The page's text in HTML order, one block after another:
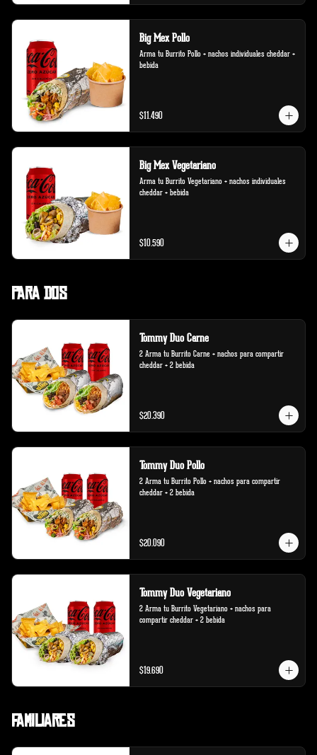
Big Mex Pollo
Arma tu Burrito Pollo + nachos individuales cheddar +
bebida
$11.490
Big Mex Vegetariano
Arma tu Burrito Vegetariano + nachos individuales
cheddar + bebida
$10.590
Para Dos
Tommy Duo Carne
2 Arma tu Burrito Carne + nachos para compartir
cheddar + 2 bebida
$20.390
Tommy Duo Pollo
2 Arma tu Burrito Pollo + nachos para compartir
cheddar + 2 bebida
$20.090
Tommy Duo Vegetariano
2 Arma tu Burrito Vegetariano + nachos para
compartir cheddar + 2 bebida
$19.690
Familiares